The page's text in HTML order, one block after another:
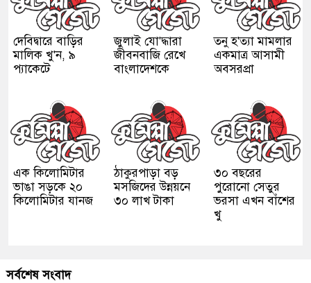
দেবিদ্বারে বাড়ির
মালিক খু'ন, ৯
প্যাকেটে
জুলাই যো'দ্ধারা
জীবনবাজি রেখে
বাংলাদেশকে
তনু হ'ত্যা মামলার
একমাত্র আসামী
অবসরপ্রা
এক কিলোমিটার
ভাঙা সড়কে ২০
কিলোমিটার যানজ
ঠাকুরপাড়া বড়
মসজিদের উন্নয়নে
৩০ লাখ টাকা
৩০ বছরের
পুরোনো সেতুর
ভরসা এখন বাঁশের
খু
সর্বশেষ সংবাদ